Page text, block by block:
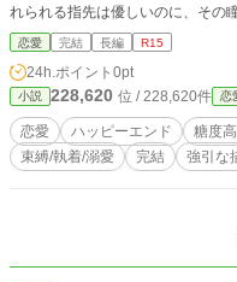
れられる指先は優しいのに、その瞳
ア、君は僕のものだよ」 ——待ってください殿下、それは愛の告白ではなく監
禁では！？ 冷静沈着なはずの王太子が見せる、甘く狂おしい独占欲。 逃げなけ
れば——そう思うのに、彼の囁きに心が揺
ど、囚われていく—— これは、執
険な監禁求愛ラブストーリー。
恋愛 完結 長編 R15
24h.ポイント 0pt
小説 228,620 位 / 228,620件 恋
恋愛 ハッピーエンド 糖度
束縛/執着/溺愛
完結 強引な